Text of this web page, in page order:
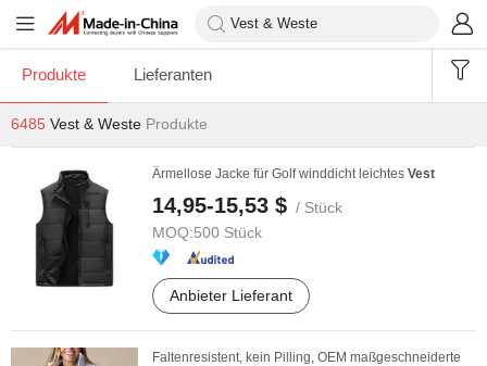
Produkte Lieferanten
6485 Vest & Weste Produkte
Ärmellose Jacke für Golf winddicht leichtes Vest
14,95-15,53 $ / Stück
MOQ:500 Stück
Anbieter Lieferant
Faltenresistent, kein Pilling, OEM maßgeschneiderte